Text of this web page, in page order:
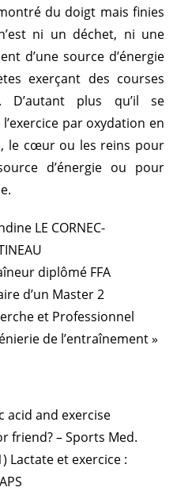
du doigt mais finies
ni un déchet, ni une
d’une source d’énergie
exerçant des courses
D’autant plus qu’il se
par oxydation en
le cœur ou les reins pour
d’énergie ou pour
LE CORNEC-
diplômé FFA
d’un Master 2
et Professionnel
de l’entraînement »
acid and exercise
friend? – Sports Med.
Lactate et exercice :